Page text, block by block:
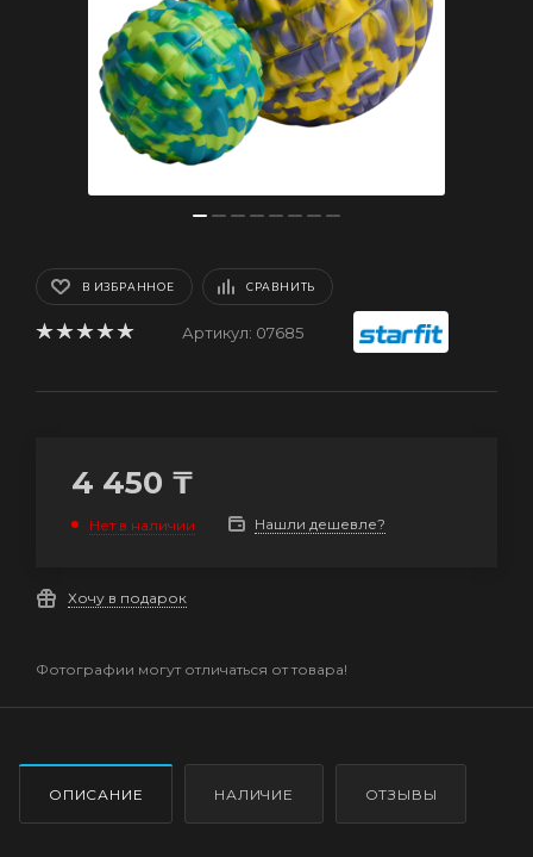
В ИЗБРАННОЕ СРАВНИТЬ
Артикул: 07685
4 450 ₸
Нет в наличии Нашли дешевле?
Хочу в подарок
Фотографии могут отличаться от товара!
ОПИСАНИЕ НАЛИЧИЕ ОТЗЫВЫ